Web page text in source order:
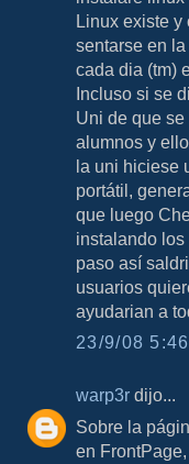
Linux existe
sentarse en
cada dia (tm)
Incluso si se
Uni de que
alumnos y
la uni hiciese
portátil,
que luego
instalando
paso así
usuarios
ayudarian a
23/9/08
warp3r dijo...
Sobre la
en